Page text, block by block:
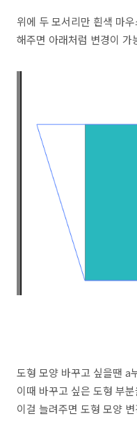
위에 두 모서리만 흰색 마
해주면 아래처럼 변경이 가
도형 모양 바꾸고 싶을땐 a
이때 바꾸고 싶은 도형 부
이걸 늘려주면 도형 모양